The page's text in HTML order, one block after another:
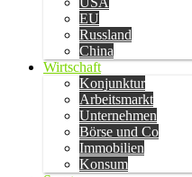
EU
Russland
China
Wirtschaft
Konjunktur
Arbeitsmarkt
Unternehmen
Börse und Co
Immobilien
Konsum